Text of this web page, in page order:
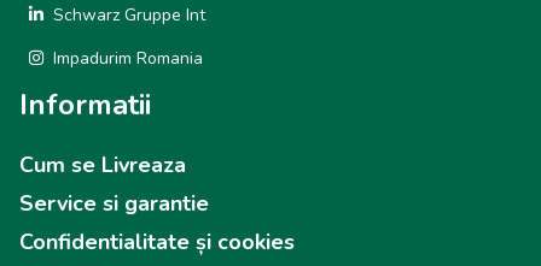
Schwarz Gruppe Int
Impadurim Romania
Informatii
Cum se Livreaza
Service si garantie
Confidentialitate și cookies